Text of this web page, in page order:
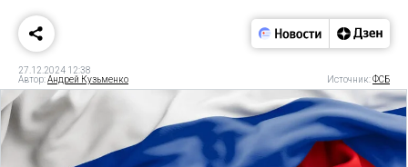
27.12.2024 12:38
Автор:Андрей Кузьменко Источник:ФСБ